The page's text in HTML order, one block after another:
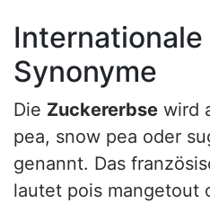
Internationale
Synonyme
Die Zuckererbse wird
pea, snow pea oder
genannt. Das
lautet pois mangetout